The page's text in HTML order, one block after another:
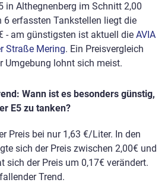
in Althegnenberg im Schnitt 2,00
erfassten Tankstellen liegt die
- am günstigsten ist aktuell die AVIA
Straße Mering. Ein Preisvergleich
Umgebung lohnt sich meist.
Wann ist es besonders günstig,
E5 zu tanken?
Preis bei nur 1,63 €/Liter. In den
sich der Preis zwischen 2,00€ und
sich der Preis um 0,17€ verändert.
Trend.